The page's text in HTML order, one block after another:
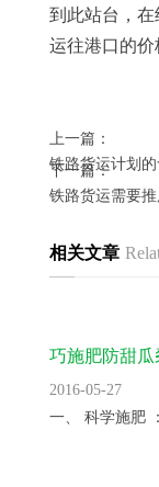
到此站台，
运往港口的价
上一篇：
铁路货运计划的
下一篇：
铁路货运需要
相关文章
巧施肥防甜瓜
2016-05-27
一、 科学施肥